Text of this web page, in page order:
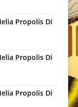
Propolis Di
Propolis Di
Propolis Di